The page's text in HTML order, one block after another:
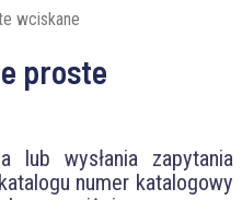
wciskane
proste
lub wysłania zapytania
numer katalogowy